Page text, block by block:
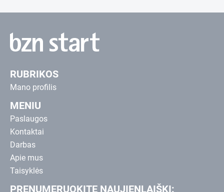
RUBRIKOS
Mano profilis
MENIU
Paslaugos
Kontaktai
Darbas
Apie mus
Taisyklės
PRENUMERUOKITE NAUJIENLAIŠKĮ: